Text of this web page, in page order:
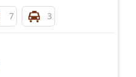
7 3